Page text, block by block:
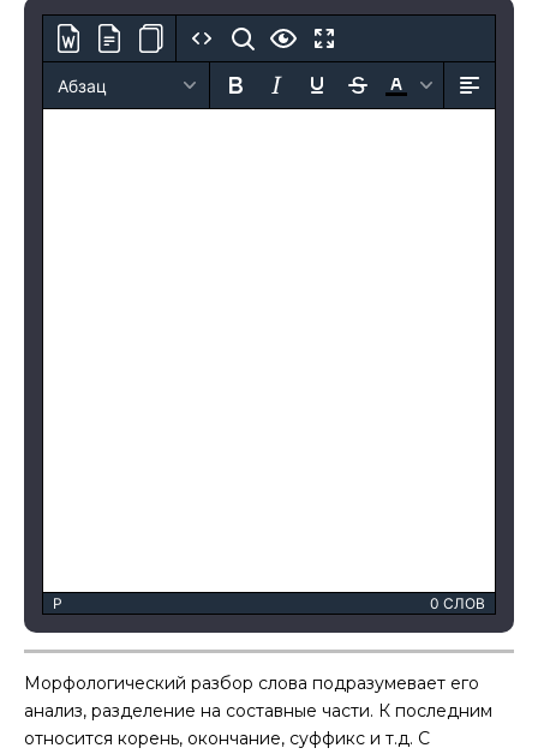
Абзац
P 0 СЛОВ
Морфологический разбор слова подразумевает его
анализ, разделение на составные части. К последним
относится корень, окончание, суффикс и т.д. С